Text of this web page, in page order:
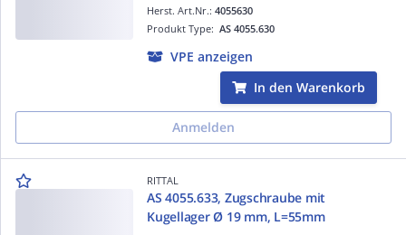
Produkt Type: AS 4055.630
Herst. Art.Nr.: 4055630
VPE anzeigen
In den Warenkorb
Anmelden
RITTAL
AS 4055.633, Zugschraube mit
Kugellager Ø 19 mm, L=55mm